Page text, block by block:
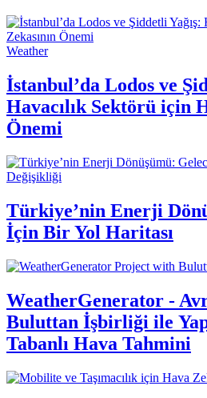
Weather
İstanbul’da Lodos ve
Havacılık Sektörü için
Önemi
Değişikliği
Türkiye’nin Enerji
İçin Bir Yol Haritası
WeatherGenerator -
Buluttan İşbirliği ile
Tabanlı Hava Tahmini